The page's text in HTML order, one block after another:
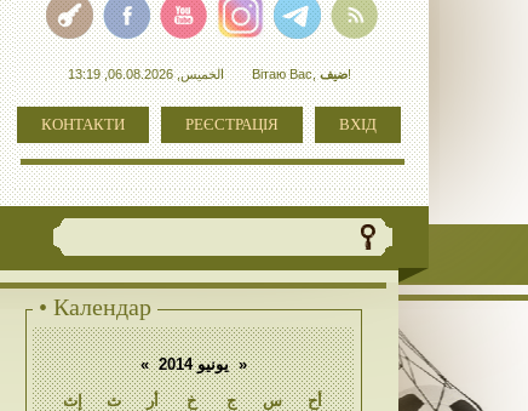
الخميس, 06.08.2026, 13:19 Вітаю Вас,ضيف!
КОНТАКТИ РЕЄСТРАЦІЯ ВХІД
• Календар
« يونيو 2014 »
إث
ث أر خ ج س أح